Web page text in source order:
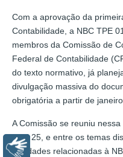
Com a aprovação da
Contabilidade, a NBC TPE
membros da Comissão de
Federal de Contabilidade
do texto normativo, já
divulgação massiva do
obrigatória a partir de
A Comissão se reuniu
24 e 25, e entre os temas
atividades relacionadas à
Libras